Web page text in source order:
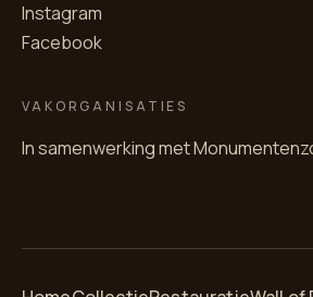
Instagram
Facebook
VAKORGANISATIES
In samenwerking met